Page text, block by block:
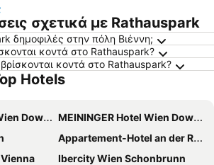
σχετικά με Rathauspark
δημοφιλές στην πόλη Βιέννη;
κοντά στο Rathauspark?
κοντά στο Rathauspark?
Hotels
Franz
MEININGER Hotel Wien Downtown Sissi
Appartement-Hotel an der Riemergasse
Ibercity Wien Schonbrunn